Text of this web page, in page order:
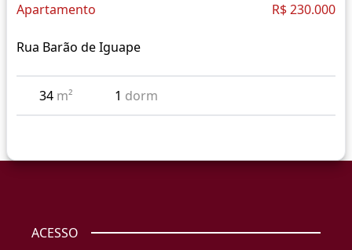
Apartamento R$ 230.000
Rua Barão de Iguape
34 m² 1 dorm
ACESSO